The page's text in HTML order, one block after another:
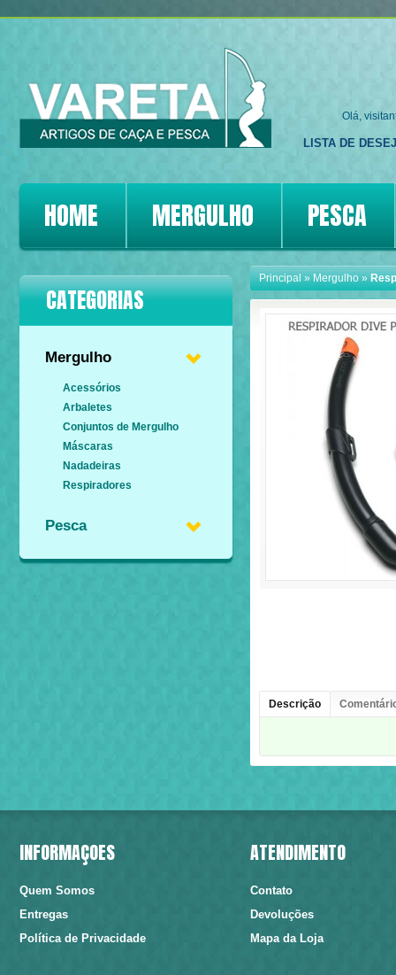
LISTA DE
Olá,
HOME MERGULHO PESCA
CATEGORIAS
Mergulho
Acessórios
Arbaletes
Conjuntos de Mergulho
Máscaras
Nadadeiras
Respiradores
Pesca
Principal»Mergulho»
Descrição
INFORMAÇÕES
Quem Somos
Entregas
Política de Privacidade
ATENDIMENTO
Contato
Devoluções
Mapa da Loja